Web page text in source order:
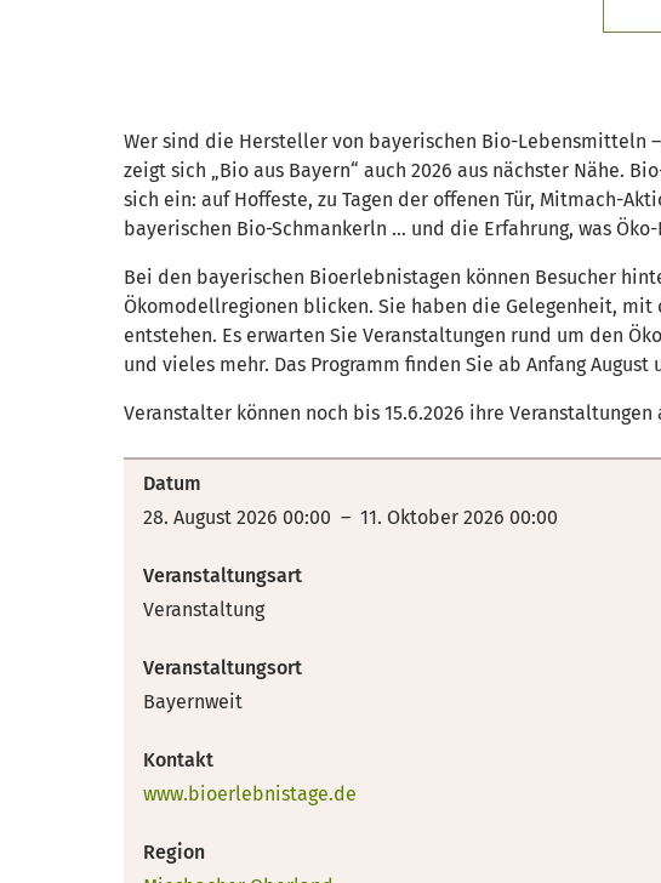
Wer sind die Hersteller von bayerischen Bio-Lebensmitteln
zeigt sich „Bio aus Bayern“ auch 2026 aus nächster Nähe.
sich ein: auf Hoffeste, zu Tagen der offenen Tür, Mitmach-
bayerischen Bio-Schmankerln … und die Erfahrung, was
Bei den bayerischen Bioerlebnistagen können Besucher
Ökomodellregionen blicken. Sie haben die Gelegenheit,
entstehen. Es erwarten Sie Veranstaltungen rund um den
und vieles mehr. Das Programm finden Sie ab Anfang August
Veranstalter können noch bis 15.6.2026 ihre
Datum
28. August 2026 00:00 – 11. Oktober 2026 00:00
Veranstaltungsart
Veranstaltung
Veranstaltungsort
Bayernweit
Kontakt
www.bioerlebnistage.de
Region